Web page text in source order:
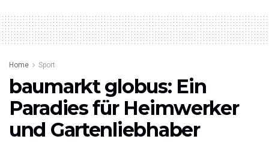
Home Sport
baumarkt globus: Ein
Paradies für Heimwerker
und Gartenliebhaber